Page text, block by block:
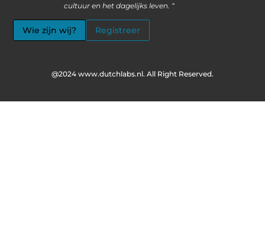
cultuur en het dagelijks leven. “
Wie zijn wij? Registreer
@2024 www.dutchlabs.nl. All Right Reserved.